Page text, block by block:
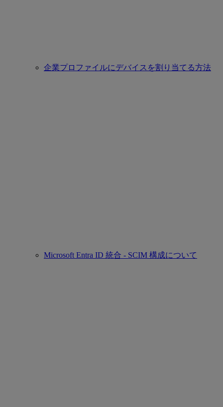
企業プロファイルにデバイスを割り当てる方法
Microsoft Entra ID 統合 - SCIM 構成について